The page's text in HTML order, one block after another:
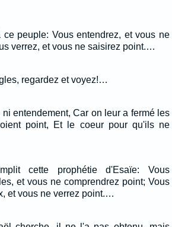
ce peuple: Vous entendrez, et vous ne
verrez, et vous ne saisirez point.…
regardez et voyez!…
ni entendement, Car on leur a fermé les
point, Et le coeur pour qu'ils ne
cette prophétie d'Esaïe: Vous
et vous ne comprendrez point; Vous
et vous ne verrez point.…